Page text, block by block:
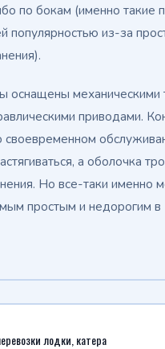
по бокам (именно такие
популярностью из-за
оснащены механическими
приводами.
своевременном
а оболочка
Но все-таки именно
простым и недорогим в
лодки, катера